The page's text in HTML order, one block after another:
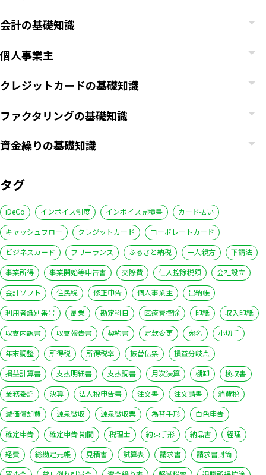
会計の基礎知識
個人事業主
クレジットカードの基礎知識
ファクタリングの基礎知識
資金繰りの基礎知識
タグ
iDeCo インボイス制度 インボイス見積書
カード払い
キャッシュフロー
クレジットカード
コーポレートカード
ビジネスカード
フリーランス ふるさと納税 一人親方
下請法
事業所得
事業開始等申告書 交際費 仕入控除税額
会社設立
会計ソフト
住民税 修正申告 個人事業主
出納帳
利用者識別番号
副業 勘定科目 医療費控除 印紙
収入印紙
収支内訳書
収支報告書 契約書 定款変更 宛名
小切手
年末調整
所得税 所得税率 振替伝票
損益分岐点
損益計算書
支払明細書 支払調書 月次決算 棚卸
検収書
業務委託
決算 法人税申告書 注文書 注文請書
消費税
減価償却費
源泉徴収 源泉徴収票 為替手形
白色申告
確定申告
確定申告 期間 税理士 約束手形 納品書
経理
経費
総勘定元帳 見積書 試算表 請求書
請求書封筒